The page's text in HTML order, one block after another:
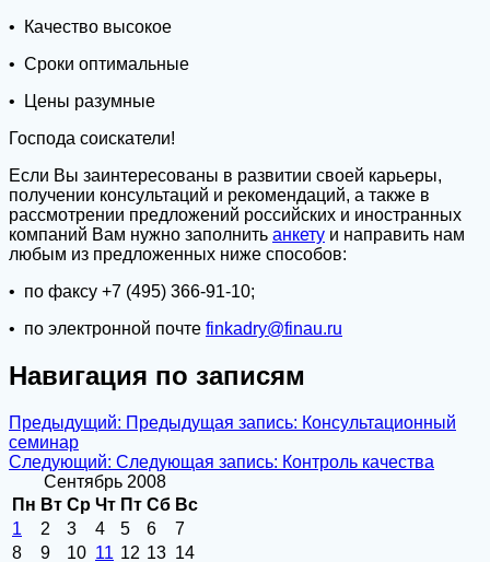
• Качество высокое
• Сроки оптимальные
• Цены разумные
Господа соискатели!
Если Вы заинтересованы в развитии своей карьеры,
получении консультаций и рекомендаций, а также в
рассмотрении предложений российских и иностранных
компаний Вам нужно заполнить анкету и направить нам
любым из предложенных ниже способов:
• по факсу +7 (495) 366-91-10;
• по электронной почте finkadry@finau.ru
Навигация по записям
Предыдущий: Предыдущая запись: Консультационный
семинар
Следующий: Следующая запись: Контроль качества
Сентябрь 2008
Пн Вт Ср Чт Пт Сб Вс
1
2 3 4 5 6
7
8
9 10 11 12 13 14